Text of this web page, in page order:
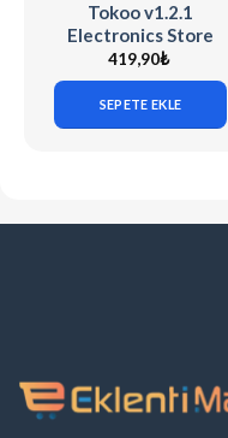
Tokoo v1.2.1
Electronics Store
WooCommerce
Theme for Affiliates
419,90₺
SEPETE EKLE